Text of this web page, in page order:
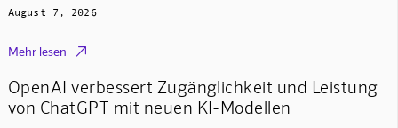
August 7, 2026
Mehr lesen 
OpenAI verbessert Zugänglichkeit und Leistung
von ChatGPT mit neuen KI-Modellen